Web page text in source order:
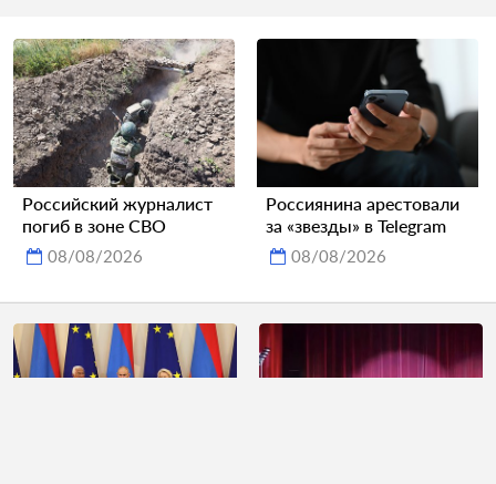
Российский журналист
погиб в зоне СВО
08/08/2026
Россиянина арестовали
за «звезды» в Telegram
08/08/2026